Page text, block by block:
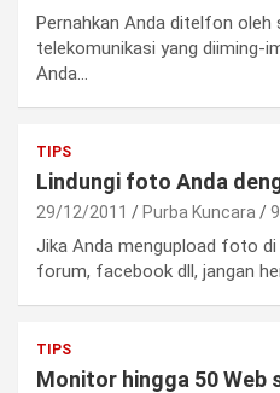
Pernahkan Anda ditelfon oleh
telekomunikasi yang diiming-
Anda…
TIPS
Lindungi foto Anda
29/12/2011 Purba Kuncara
Jika Anda mengupload foto
forum, facebook dll, jangan
TIPS
Monitor hingga 50 Web